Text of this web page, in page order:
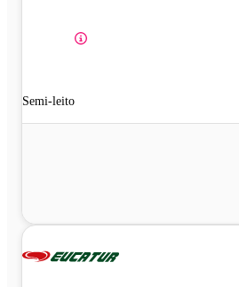
Semi-leito